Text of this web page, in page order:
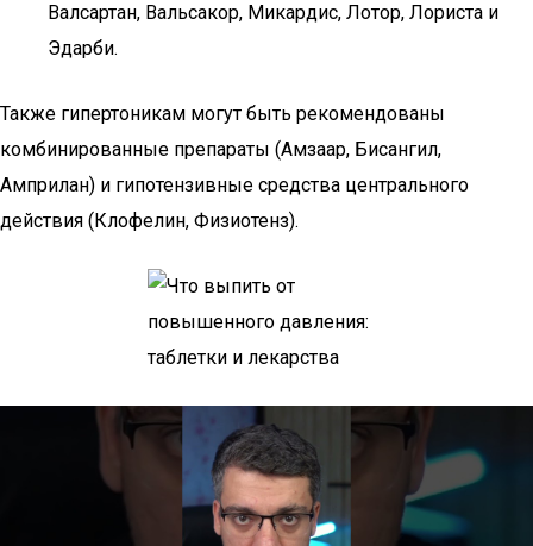
Валсартан, Вальсакор, Микардис, Лотор, Лориста и
Эдарби.
Также гипертоникам могут быть рекомендованы
комбинированные препараты (Амзаар, Бисангил,
Амприлан) и гипотензивные средства центрального
действия (Клофелин, Физиотенз).